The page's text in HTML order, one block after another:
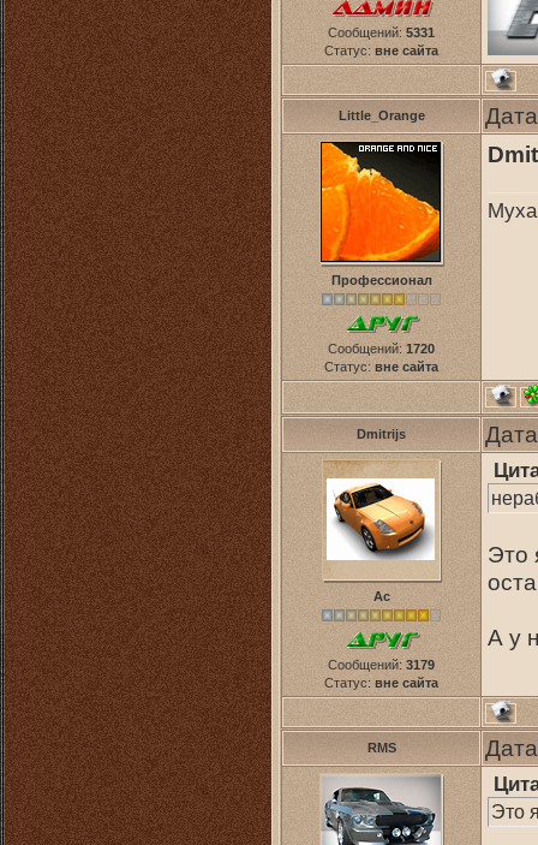
Сообщений: 5331
Статус: вне сайта
Little_Orange
Профессионал
Сообщений: 1720
Статус: вне сайта
Dmitrijs
Ас
Сообщений: 3179
Статус: вне сайта
Это
А у
RMS
Это